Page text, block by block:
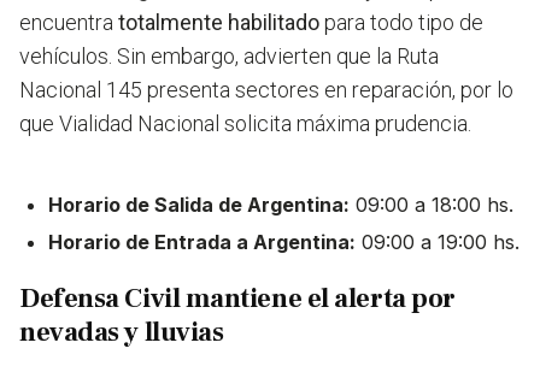
encuentra totalmente habilitadopara todo tipo de
vehículos. Sin embargo, advierten que la Ruta
Nacional 145 presenta sectores en reparación, por lo
que Vialidad Nacional solicita máxima prudencia.
Horario de Salida de Argentina: 09:00 a 18:00 hs.
Horario de Entrada a Argentina: 09:00 a 19:00 hs.
Defensa Civil mantiene el alerta por
nevadas y lluvias